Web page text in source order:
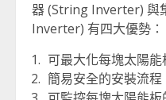
器 (String Inverter) 與
Inverter) 有四大優勢：
可最大化每塊太陽
簡易安全的安裝流程